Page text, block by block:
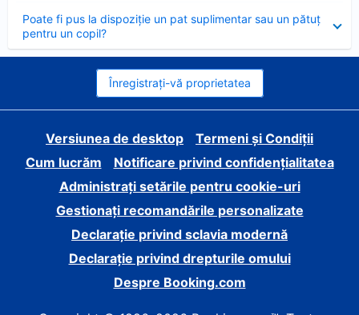
Poate fi pus la dispoziție un pat suplimentar sau un pătuț
pentru un copil?
închis
Înregistrați-vă proprietatea
Versiunea de desktop
Termeni și Condiții
Cum lucrăm
Notificare privind confidențialitatea
Administrați setările pentru cookie-uri
Gestionați recomandările personalizate
Declarație privind sclavia modernă
Declarație privind drepturile omului
Despre Booking.com